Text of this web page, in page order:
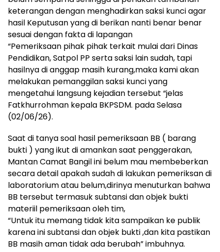
keterangan dengan menghadirkan saksi kunci agar
hasil Keputusan yang di berikan nanti benar benar
sesuai dengan fakta di lapangan
“Pemeriksaan pihak pihak terkait mulai dari Dinas
Pendidikan, Satpol PP serta saksi lain sudah, tapi
hasilnya di anggap masih kurang,maka kami akan
melakukan pemanggilan saksi kunci yang
mengetahui langsung kejadian tersebut “jelas
Fatkhurrohman kepala BKPSDM. pada Selasa
(02/06/26).
Saat di tanya soal hasil pemeriksaan BB ( barang
bukti ) yang ikut di amankan saat penggerakan,
Mantan Camat Bangil ini belum mau membeberkan
secara detail apakah sudah di lakukan pemeriksan di
laboratorium atau belum,dirinya menuturkan bahwa
BB tersebut termasuk subtansi dan objek bukti
materiil pemeriksaan oleh tim,
“Untuk itu memang tidak kita sampaikan ke publik
karena ini subtansi dan objek bukti ,dan kita pastikan
BB masih aman tidak ada berubah” imbuhnya.